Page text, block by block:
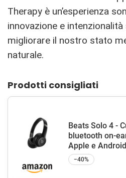
Therapy è un’esperienza
innovazione e
migliorare il nostro stato
naturale.
Prodotti consigliati
Beats Solo 4 -
bluetooth on-
Apple e
−40%